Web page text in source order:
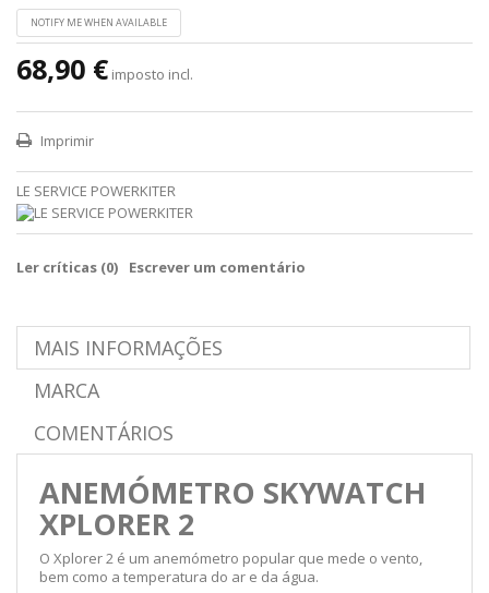
NOTIFY ME WHEN AVAILABLE
68,90 € imposto incl.
Imprimir
LE SERVICE POWERKITER
Ler críticas (0) Escrever um comentário
MAIS INFORMAÇÕES
MARCA
COMENTÁRIOS
ANEMÓMETRO SKYWATCH
XPLORER 2
O Xplorer 2 é um anemómetro popular que mede o vento,
bem como a temperatura do ar e da água.